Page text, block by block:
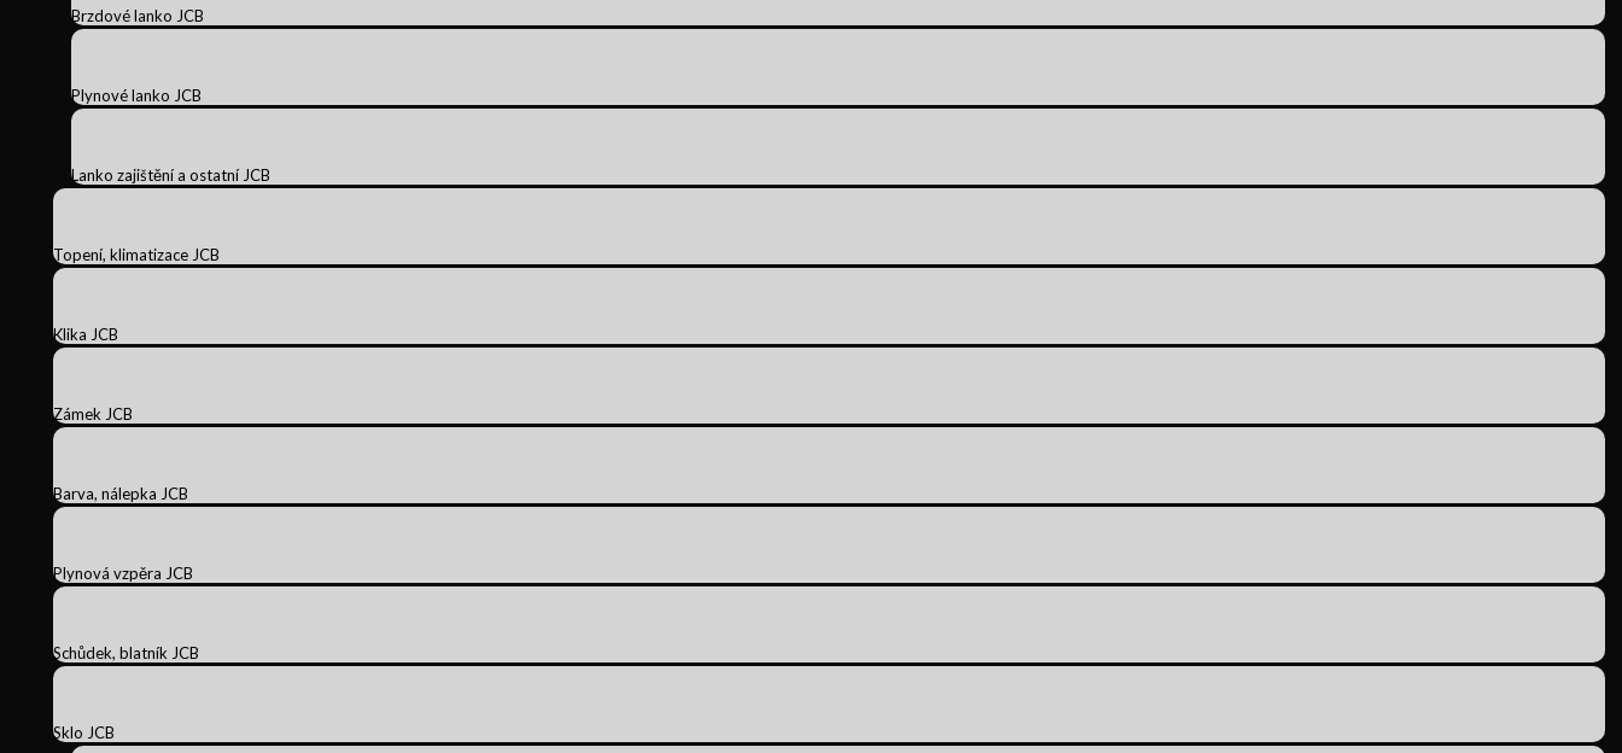
Brzdové lanko JCB
Plynové lanko JCB
Lanko zajištění a ostatní JCB
Topení, klimatizace JCB
Klika JCB
Zámek JCB
Barva, nálepka JCB
Plynová vzpěra JCB
Schůdek, blatník JCB
Sklo JCB